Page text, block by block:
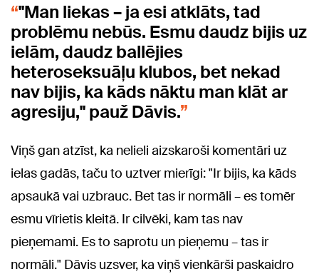
"Man liekas – ja esi atklāts, tad
problēmu nebūs. Esmu daudz bijis uz
ielām, daudz ballējies
heteroseksuāļu klubos, bet nekad
nav bijis, ka kāds nāktu man klāt ar
agresiju," pauž Dāvis.
Viņš gan atzīst, ka nelieli aizskaroši komentāri uz
ielas gadās, taču to uztver mierīgi: "Ir bijis, ka kāds
apsaukā vai uzbrauc. Bet tas ir normāli – es tomēr
esmu vīrietis kleitā. Ir cilvēki, kam tas nav
pieņemami. Es to saprotu un pieņemu – tas ir
normāli." Dāvis uzsver, ka viņš vienkārši paskaidro